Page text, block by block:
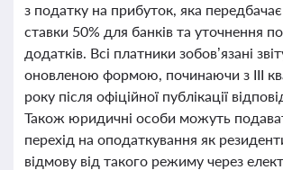
з податку на прибуток, яка
ставки 50% для банків та уточнення
додатків. Всі платники зобов’язані
оновленою формою, починаючи з ІІІ
року після офіційної публікації
Також юридичні особи можуть
перехід на оподаткування як
відмову від такого режиму через